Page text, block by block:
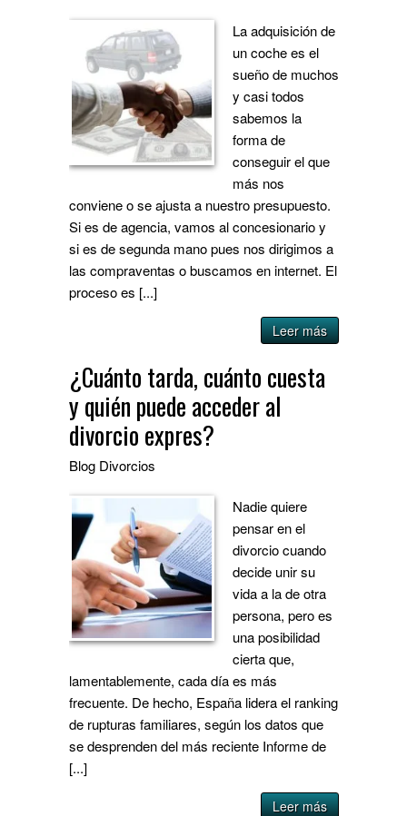
La adquisición de
un coche es el
sueño de muchos
y casi todos
sabemos la
forma de
conseguir el que
más nos
conviene o se ajusta a nuestro presupuesto.
Si es de agencia, vamos al concesionario y
si es de segunda mano pues nos dirigimos a
las compraventas o buscamos en internet. El
proceso es [...]
Leer más
¿Cuánto tarda, cuánto cuesta
y quién puede acceder al
divorcio expres?
Blog Divorcios
Nadie quiere
pensar en el
divorcio cuando
decide unir su
vida a la de otra
persona, pero es
una posibilidad
cierta que,
lamentablemente, cada día es más
frecuente. De hecho, España lidera el ranking
de rupturas familiares, según los datos que
se desprenden del más reciente Informe de
[...]
Leer más